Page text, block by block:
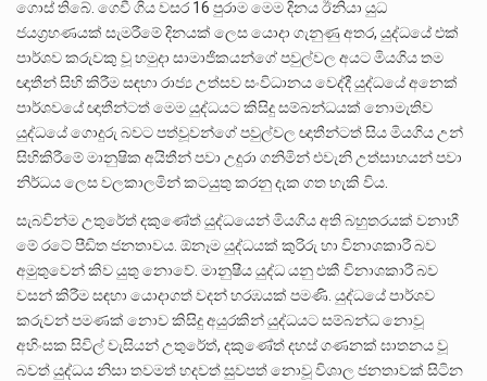
ගොස් තිබේ. ගෙවී ගිය වසර 16 පුරාම මෙම දිනය ඊනියා යුධ
ජයග‍්‍රහණයක් සැමරීමේ දිනයක් ලෙස යොදා ගැනුණු අතර, යුද්ධයේ එක්
පාර්ශව කරුවකු වූ හමුදා සාමාජිකයන්ගේ පවුල්වල අයට මියගිය තම
ඥාතීන් සිහි කිරීම සඳහා රාජ්‍ය උත්සව සංවිධානය වෙද්දී යුද්ධයේ අනෙක්
පාර්ශවයේ ඥාතීන්ටත් මෙම යුද්ධයට කිසිදු සම්බන්ධයක් නොමැතිව
යුද්ධයේ ගොදුරු බවට පත්වූවන්ගේ පවුල්වල ඥාතීන්ටත් සිය මියගිය උන්
සිහිකිරීමේ මානුෂික අයිතීන් පවා උදුරා ගනිමින් එවැනි උත්සාහයන් පවා
නිර්ධය ලෙස වලකාලමින් කටයුතු කරනු දැක ගත හැකි විය.
සැබවින්ම උතුරේත් දකුණේත් යුද්ධයෙන් මියගිය අති බහුතරයක් වනාහී
මේ රටේ පීඩිත ජනතාවය. ඕනෑම යුද්ධයක් කුරිරු හා විනාශකාරී බව
අමුතුවෙන් කිව යුතු නොවේ. මානුෂීය යුද්ධ යනු එකී විනාශකාරී බව
වසන් කිරීම සඳහා යොදාගත් වදන් හරඹයක් පමණි. යුද්ධයේ පාර්ශව
කරුවන් පමණක් නොව කිසිදු අයුරකින් යුද්ධයට සම්බන්ධ නොවූ
අහිංසක සිවිල් වැසියන් උතුරේත්, දකුණේත් දහස් ගණනක් ඝාතනය වූ
බවත් යුද්ධය නිසා තවමත් හදවත් සුවපත් නොවූ විශාල ජනතාවක් සිටින